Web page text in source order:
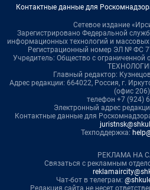
Контактные данные для
Сетевое издание
Зарегистрировано Федеральной
информационных технологий и
Регистрационный номер ЭЛ № ФС
Учредитель: Общество с
Главный редактор:
Адрес редакции: 664022, Россия, г.
(офис
телефон +7 (924)
Электронный адрес
Контактные данные для
Техподдержка:
РЕКЛАМА НА
Связаться с рекламным
Чат-бот в телеграм:
Редакция сайта не несет